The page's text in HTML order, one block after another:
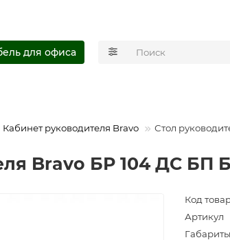
для офиса
Кабинет руководителя Bravo Стол
Bravo БР 104 ДС БП
Код
Артикул